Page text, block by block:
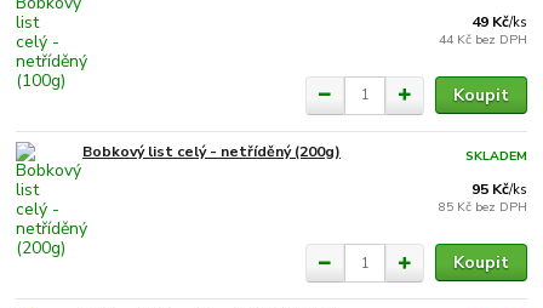
49 Kč/ks
44 Kč bez DPH
Koupit
Bobkový list celý - netříděný (200g)
95 Kč/ks
85 Kč bez DPH
SKLADEM
Koupit